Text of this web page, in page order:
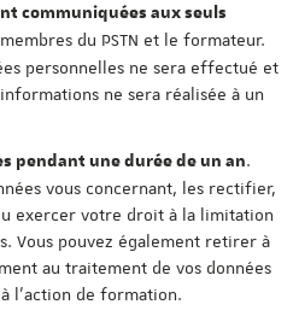
communiquées aux seuls
du PSTN et le formateur.
personnelles ne sera effectué et
ne sera réalisée à un
pendant une durée de un an.
vous concernant, les rectifier,
exercer votre droit à la limitation
Vous pouvez également retirer à
au traitement de vos données
l'action de formation.